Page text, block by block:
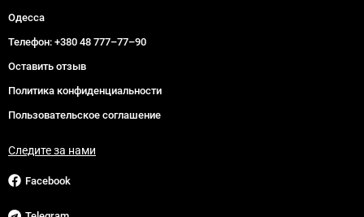
Одесса
Телефон: +380 48 777–77–90
Оставить отзыв
Политика конфиденциальности
Пользовательское соглашение
Следите за нами
Facebook